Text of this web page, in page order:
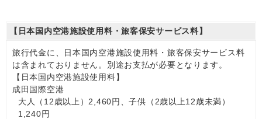
【日本国内空港施設使用料・旅客保安サービス料】
旅行代金に、日本国内空港施設使用料・旅客保安サービス料
は含まれておりません。別途お支払が必要となります。
【日本国内空港施設使用料】
成田国際空港
大人（12歳以上）2,460円、子供（2歳以上12歳未満）
1,240円